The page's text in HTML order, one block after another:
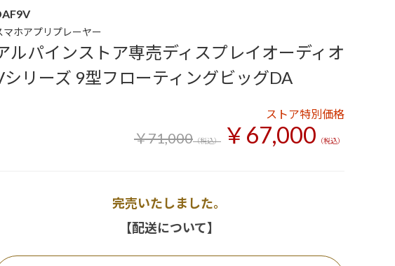
マホアプリプレーヤー
ルパインストア専売ディスプレイオーディオ
シリーズ 9型フローティングビッグDA
ストア特別価格
￥71,000（税込） ￥67,000 （税込）
完売いたしました。
【配送について】